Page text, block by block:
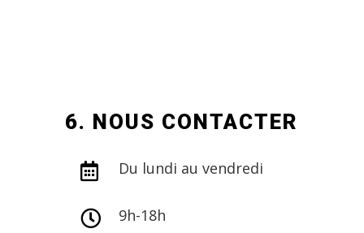
6. NOUS CONTACTER
 Du lundi au vendredi
 9h-18h